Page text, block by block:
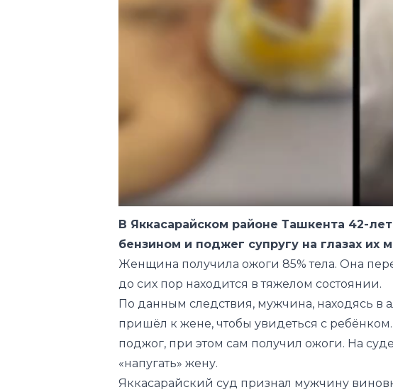
В Яккасарайском районе Ташкента 42-
бензином и поджег супругу на глазах их
Женщина получила ожоги 85% тела. Она
до сих пор находится в тяжелом состоянии.
По данным следствия, мужчина, находясь в
пришёл к жене, чтобы увидеться с
поджог, при этом сам получил ожоги. На суде
«напугать» жену.
Яккасарайский суд признал мужчину
лишения свободы.